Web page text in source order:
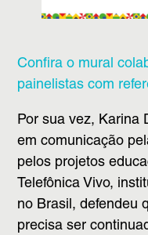
Confira o mural
painelistas com
Por sua vez, Karina
em comunicação
pelos projetos
Telefônica Vivo,
no Brasil, defendeu
precisa ser